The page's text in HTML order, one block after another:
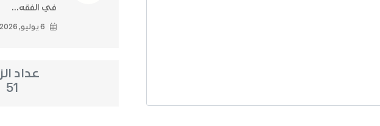
في الفقه...
6 يوليو, 2026
عداد
51